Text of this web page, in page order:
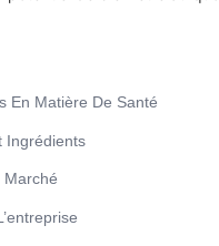
En Matière De Santé
Ingrédients
Marché